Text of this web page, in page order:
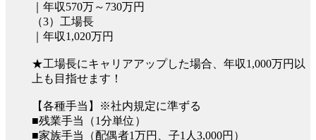
｜年収570万～730万円
（3）工場長
｜年収1,020万円
★工場長にキャリアアップした場合、年収1,000万円以
上も目指せます！
【各種手当】※社内規定に準ずる
■残業手当（1分単位）
■家族手当（配偶者1万円、子1人3,000円）